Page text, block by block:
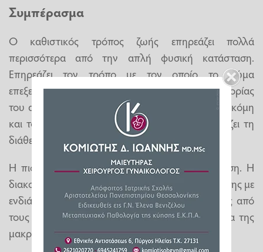
Συμπέρασμα
Ο καθιστικός τρόπος ζωής επηρεάζει πολλά
περισσότερα από την απλή φυσική κατάσταση.
Επηρεάζει τον τρόπο με τον οποίο το σώμα
επεξεργάζεται την ενέργεια, τον τρόπο κυκλοφορίας
του αίματος, τον τρόπο λειτουργίας των μυών, ακόμη
και τον τρόπο με τον οποίο ο εγκέφαλος ρυθμίζει τη
διάθεση.
Η πιο σημαντική αλλαγή είναι η συνεπής κίνηση. Η
διακοπή των μεγάλων περιόδων καθιστικής στάσης με
ενδιάμεση κίνηση σώματος μπορεί να είναι ένας από
τους απλούστερους τρόπους για την προστασία της
μακροπρόθεσμης υγείας.